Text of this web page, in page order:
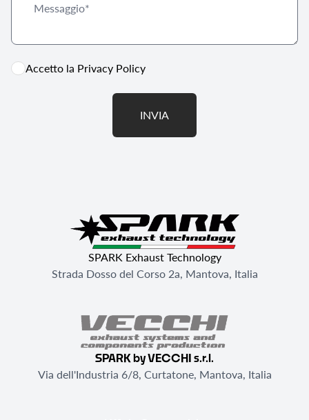
Accetto la Privacy Policy
INVIA
SPARK Exhaust Technology
Strada Dosso del Corso 2a, Mantova, Italia
SPARK by VECCHI s.r.l.
Via dell'Industria 6/8, Curtatone, Mantova, Italia